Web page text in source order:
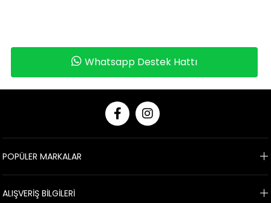
Whatsapp Destek Hattı
POPÜLER MARKALAR
ALIŞVERİŞ BİLGİLERİ